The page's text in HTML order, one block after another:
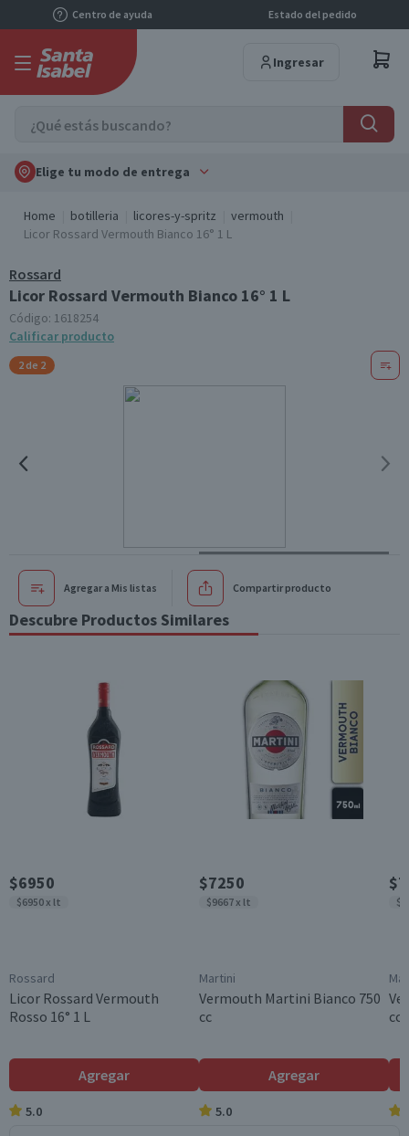
Centro de ayuda Estado del pedido
Ingresar
Elige tu modo de entrega
Home botilleria licores-y-spritz
vermouth
Licor Rossard Vermouth Bianco 16° 1 L
Rossard
Licor Rossard Vermouth Bianco 16° 1 L
Código: 1618254
Calificar producto
2 de 2
Agregar a Mis listas Compartir producto
Descubre Productos Similares
$6950
$6950 x lt
Rossard
Licor Rossard Vermouth
Rosso 16° 1 L
Agregar
5.0
$7250
$9667 x lt
Martini
Vermouth Martini Bianco 750
cc
Agregar
5.0
cc